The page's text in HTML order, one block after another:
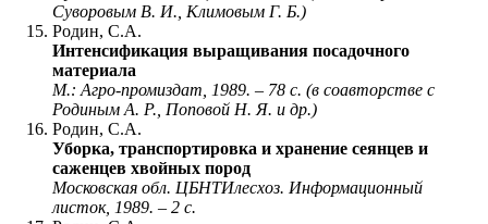
Суворовым В. И., Климовым Г. Б.)
Родин, С.А.
Интенсификация выращивания посадочного
материала
М.: Агро-промиздат, 1989. – 78 с. (в соавторстве с
Родиным А. Р., Поповой Н. Я. и др.)
Родин, С.А.
Уборка, транспортировка и хранение сеянцев и
саженцев хвойных пород
Московская обл. ЦБНТИлесхоз. Информационный
листок, 1989. – 2 с.